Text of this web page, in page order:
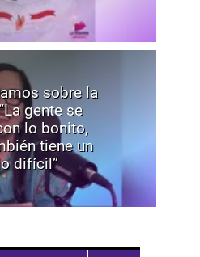
sobre la
gente se
lo bonito,
tiene un
difícil”